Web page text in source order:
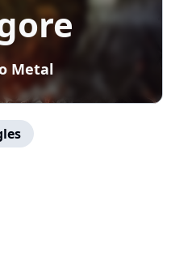
Metal